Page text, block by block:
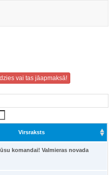
vai tas jāapmaksā!
Virsraksts
komandai! Valmieras novada